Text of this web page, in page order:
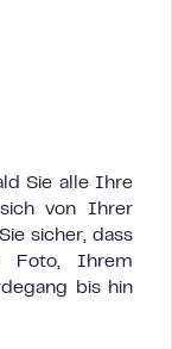
Sie alle Ihre
von Ihrer
sicher, dass
Foto, Ihrem
bis hin